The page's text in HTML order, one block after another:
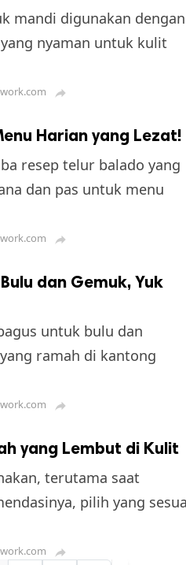
mandi digunakan dengan
nyaman untuk kulit

Harian yang Lezat!
resep telur balado yang
dan pas untuk menu

dan Gemuk, Yuk
untuk bulu dan
ramah di kantong

yang Lembut di Kulit
terutama saat
pilih yang
